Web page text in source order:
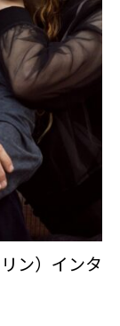
ン）インタ